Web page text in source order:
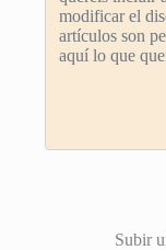
Subir